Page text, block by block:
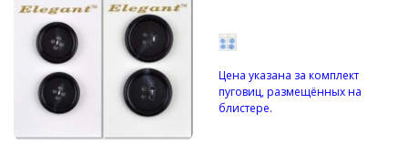
Цена указана за комплект
пуговиц, размещённых на
блистере.